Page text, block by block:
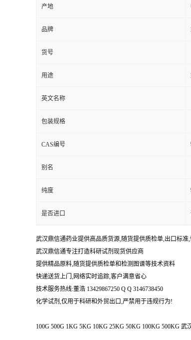
产地
品牌
货号
用途
英文名称
包装规格
CAS编号
别名
纯度
是否进口
武汉鼎信通药业提供高品质货源,随货提供质检单,出口标
武汉鼎信通专注打造科研试剂现货供应商
提供精品原料,随货提供质检单和检测图谱等技术资料
快递送货上门,网络实时追踪,客户满意省心
技术服务热线:董浩 13429867250 Q Q 3146738450
化学试剂,仅用于科研和外贸出口,严禁用于违规行为!
100G 500G 1KG 5KG 10KG 25KG 50KG 100KG 500KG